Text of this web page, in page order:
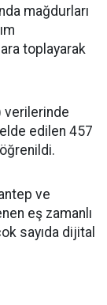
mağdurları
toplayarak
verilerinde
edilen 457
ve
eş zamanlı
sayıda dijital